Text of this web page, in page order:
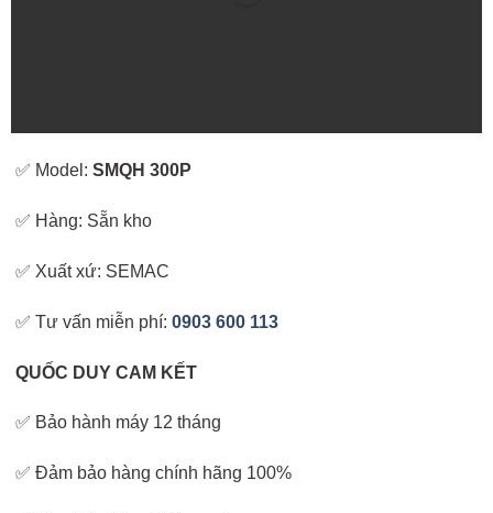
✅ Model:SMQH 300P
✅ Hàng: Sẵn kho
✅ Xuất xứ: SEMAC
✅ Tư vấn miễn phí:0903 600 113
QUỐC DUY CAM KẾT
✅ Bảo hành máy 12 tháng
✅ Đảm bảo hàng chính hãng 100%